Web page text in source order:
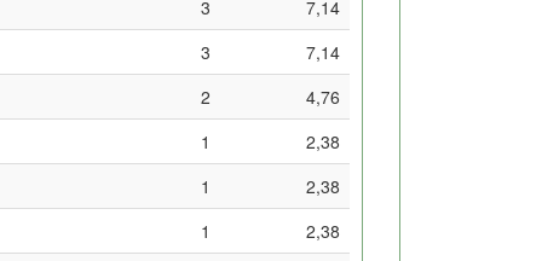
3
7,14
3
7,14
2
4,76
1
2,38
1
2,38
1
2,38